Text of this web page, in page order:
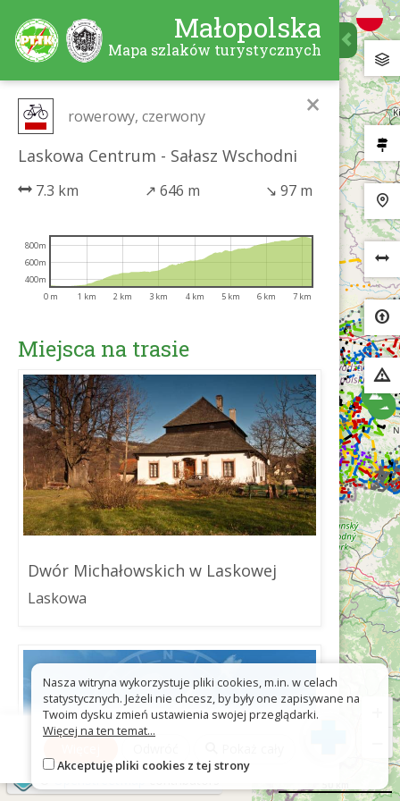
Małopolska
Mapa szlaków turystycznych
×
rowerowy, czerwony
Laskowa Centrum - Sałasz Wschodni
7.3 km ↗ 646 m ↘ 97 m
0 m 1 km 2 km 3 km 4 km 5 km 6 km 7 km
400m
600m
800m
Miejsca na trasie
Dwór Michałowskich w Laskowej
Laskowa
Nasza witryna wykorzystuje pliki cookies, m.in. w celach
statystycznych. Jeżeli nie chcesz, by były one zapisywane na
Twoim dysku zmień ustawienia swojej przeglądarki.
Więcej na ten temat...
Akceptuję pliki cookies z tej strony